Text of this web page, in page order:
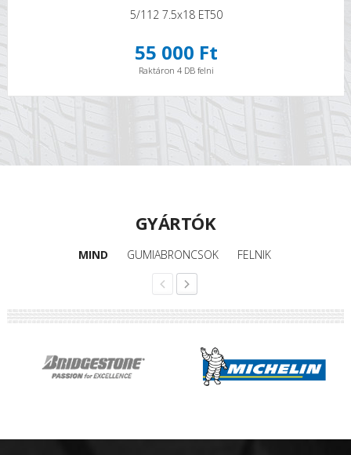
5/112 7.5x18 ET50
55 000 Ft
Raktáron 4 DB felni
GYÁRTÓK
MIND GUMIABRONCSOK FELNIK